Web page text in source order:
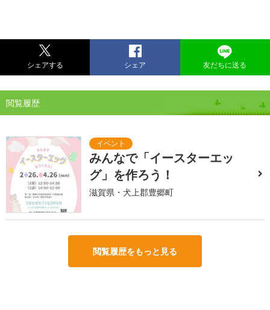
シェアする シェア 友だちに送る
閲覧履歴
みんなで「イースターエッ
グ」を作ろう！
滋賀県・犬上郡豊郷町
閲覧履歴をもっと見る